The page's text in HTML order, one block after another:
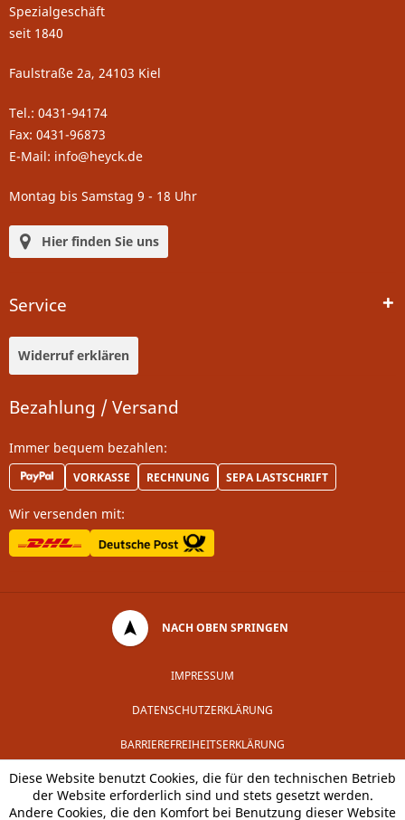
Spezialgeschäft
seit 1840
Faulstraße 2a, 24103 Kiel
Tel.: 0431-94174
Fax: 0431-96873
E-Mail: info@heyck.de
Montag bis Samstag 9 - 18 Uhr
Hier finden Sie uns
Service
Widerruf erklären
Bezahlung / Versand
Immer bequem bezahlen:
VORKASSE RECHNUNG SEPA LASTSCHRIFT
Wir versenden mit:
NACH OBEN SPRINGEN
IMPRESSUM
DATENSCHUTZERKLÄRUNG
BARRIEREFREIHEITSERKLÄRUNG
Diese Website benutzt Cookies, die für den technischen Betrieb
der Website erforderlich sind und stets gesetzt werden.
Andere Cookies, die den Komfort bei Benutzung dieser Website